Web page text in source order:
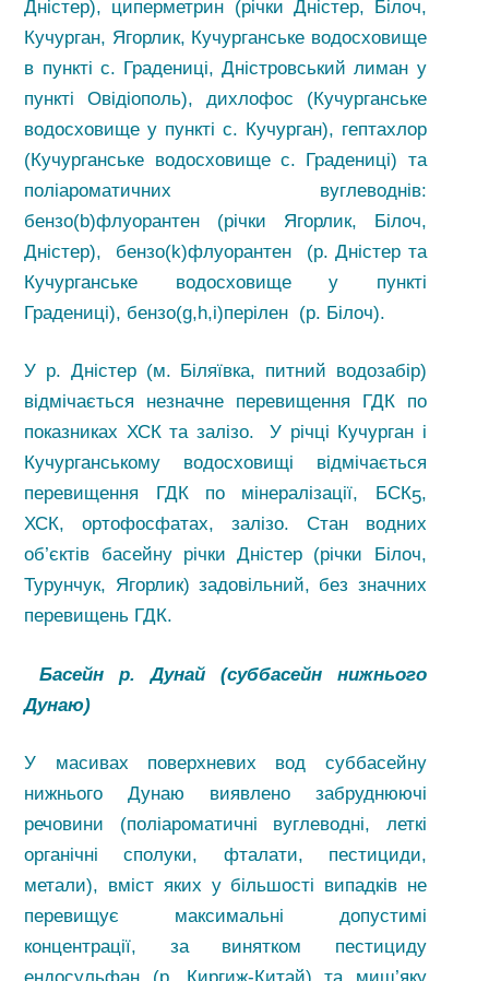
Дністер), циперметрин (річки Дністер, Білоч,
Кучурган, Ягорлик, Кучурганське водосховище
в пункті с. Градениці, Дністровський лиман у
пункті Овідіополь), дихлофос (Кучурганське
водосховище у пункті с. Кучурган), гептахлор
(Кучурганське водосховище с. Градениці) та
поліароматичних вуглеводнів:
бензо(b)флуорантен (річки Ягорлик, Білоч,
Дністер), бензо(k)флуорантен (р. Дністер та
Кучурганське водосховище у пункті
Градениці), бензо(g,h,i)перілен (р. Білоч).
У р. Дністер (м. Біляївка, питний водозабір)
відмічається незначне перевищення ГДК по
показниках ХСК та залізо. У річці Кучурган і
Кучурганському водосховищі відмічається
перевищення ГДК по мінералізації, БСК5,
ХСК, ортофосфатах, залізо. Стан водних
об’єктів басейну річки Дністер (річки Білоч,
Турунчук, Ягорлик) задовільний, без значних
перевищень ГДК.
Басейн р. Дунай (суббасейн нижнього
Дунаю)
У масивах поверхневих вод суббасейну
нижнього Дунаю виявлено забруднюючі
речовини (поліароматичні вуглеводні, леткі
органічні сполуки, фталати, пестициди,
метали), вміст яких у більшості випадків не
перевищує максимальні допустимі
концентрації, за винятком пестициду